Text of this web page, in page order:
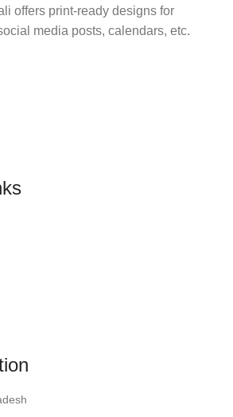
offers print-ready designs for
media posts, calendars, etc.